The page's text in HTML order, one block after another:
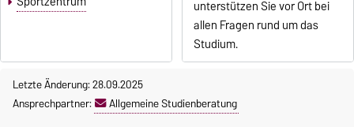
unterstützen Sie vor Ort bei
allen Fragen rund um das
Studium.
Letzte Änderung: 28.09.2025
Ansprechpartner:
Allgemeine Studienberatung